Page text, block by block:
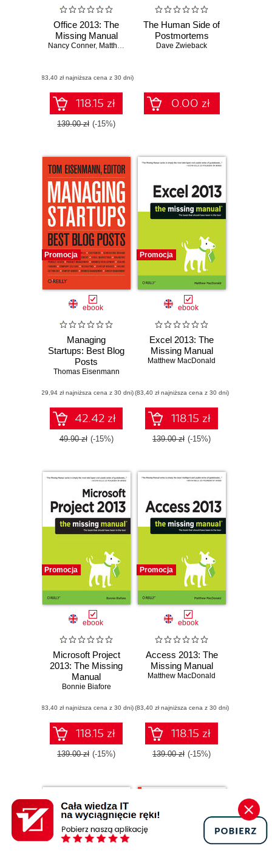
Office 2013: The
Missing Manual
Nancy Conner, Matthew MacDonald
(83,40 zł najniższa cena z 30 dni)
118.15 zł
139.00 zł (-15%)
The Human Side of
Postmortems
Dave Zwieback
0.00 zł
Promocja
ebook
Managing
Startups: Best Blog
Posts
Thomas Eisenmann
(29,94 zł najniższa cena z 30 dni)
42.42 zł
49.90 zł (-15%)
Promocja
ebook
Excel 2013: The
Missing Manual
Matthew MacDonald
(83,40 zł najniższa cena z 30 dni)
118.15 zł
139.00 zł (-15%)
Promocja
ebook
Microsoft Project
2013: The Missing
Manual
Bonnie Biafore
(83,40 zł najniższa cena z 30 dni)
118.15 zł
139.00 zł (-15%)
Promocja
ebook
Access 2013: The
Missing Manual
Matthew MacDonald
(83,40 zł najniższa cena z 30 dni)
118.15 zł
139.00 zł (-15%)